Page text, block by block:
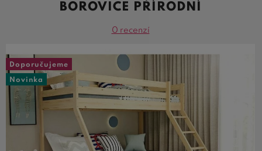
BOROVICE PŘÍRODNÍ
0 recenzí
Doporučujeme
Novinka